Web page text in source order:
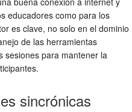
educadores como para los
es clave, no solo en el dominio
de las herramientas
sesiones para mantener la
sincrónicas